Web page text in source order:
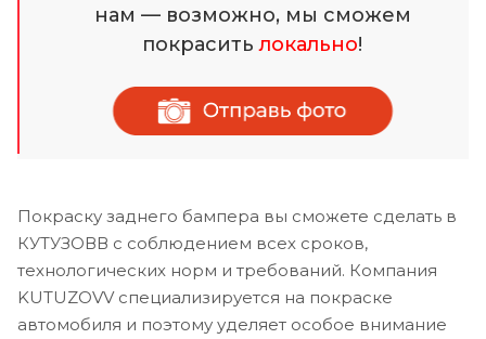
нам — возможно, мы сможем
покраситьлокально!
Покраску заднего бампера вы сможете сделать в
КУТУЗОВВ с соблюдением всех сроков,
технологических норм и требований. Компания
KUTUZOVV специализируется на покраске
автомобиля и поэтому уделяет особое внимание